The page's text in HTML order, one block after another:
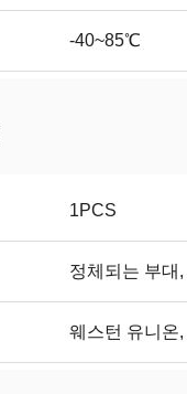
-40~85℃
1PCS
정체되는 부대
웨스턴 유니온,